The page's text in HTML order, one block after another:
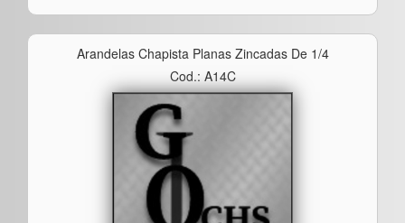
Arandelas Chapista Planas Zincadas De 1/4
Cod.: A14C